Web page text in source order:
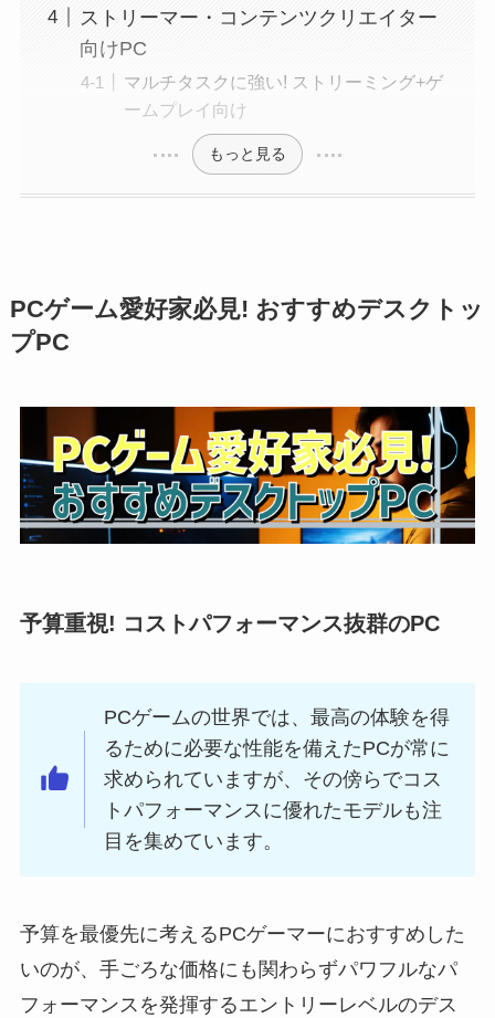
ストリーマー・コンテンツクリエイター
向けPC
マルチタスクに強い! ストリーミング+ゲ
ームプレイ向け
もっと見る
PCゲーム愛好家必見! おすすめデスクトッ
プPC
予算重視! コストパフォーマンス抜群のPC
PCゲームの世界では、最高の体験を得
るために必要な性能を備えたPCが常に
求められていますが、その傍らでコス
トパフォーマンスに優れたモデルも注
目を集めています。
予算を最優先に考えるPCゲーマーにおすすめした
いのが、手ごろな価格にも関わらずパワフルなパ
フォーマンスを発揮するエントリーレベルのデス